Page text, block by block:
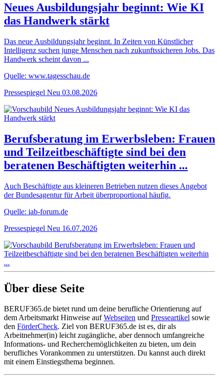
Neues Ausbildungsjahr beginnt: Wie KI
das Handwerk stärkt
Das neue Ausbildungsjahr beginnt. In Zeiten von Künstlicher
Intelligenz suchen junge Menschen nach zukunftssicheren Jobs. Das
Handwerk scheint davon ...
Quelle: www.tagesschau.de
Pressespiegel Neu 03.08.2026
Berufsberatung im Erwerbsleben: Frauen
und Teilzeitbeschäftigte sind bei den
beratenen Beschäftigten weiterhin ...
Auch Beschäftigte aus kleineren Betrieben nutzen dieses Angebot
der Bundesagentur für Arbeit überproportional häufig.
Quelle: iab-forum.de
Pressespiegel Neu 16.07.2026
Über diese Seite
BERUF365.de bietet rund um deine berufliche Orientierung auf
dem Arbeitsmarkt Hinweise aufWebseiten und Presseartikel sowie
den FörderCheck. Ziel von BERUF365.de ist es, dir als
Arbeitnehmer(in) leicht zugängliche, aber dennoch umfangreiche
Informations- und Recherchemöglichkeiten zu bieten, um dein
berufliches Vorankommen zu unterstützen. Du kannst auch direkt
mit einem Einstiegsthema beginnen.